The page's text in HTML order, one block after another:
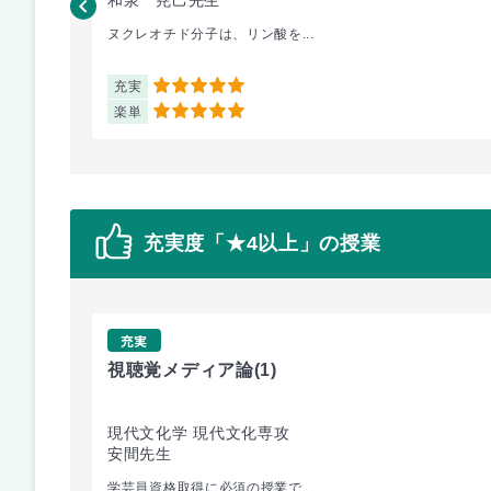
ヌクレオチド分子は、リン酸を...
充実 5
楽単 5
充実度「★4以上」の授業
充実
視聴覚メディア論(1)
現代文化学 現代文化専攻
安間先生
学芸員資格取得に必須の授業で...